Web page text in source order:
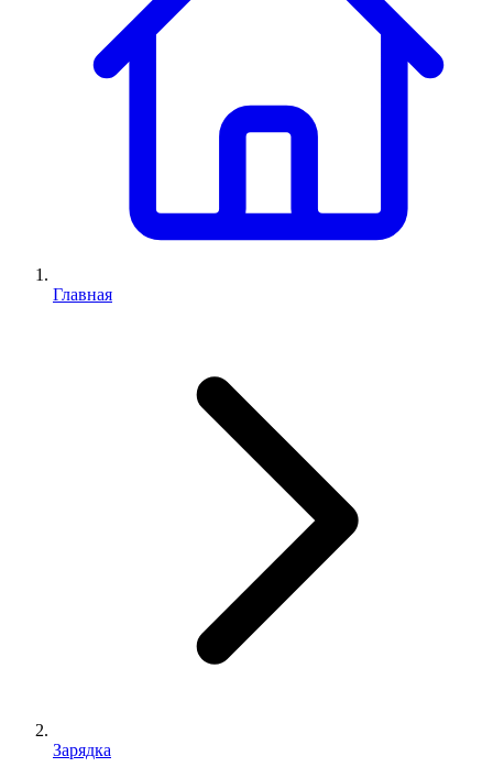
Главная
Зарядка